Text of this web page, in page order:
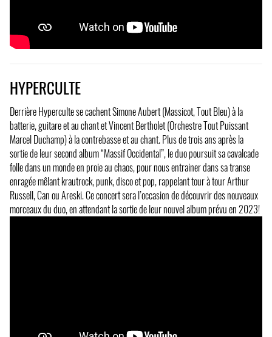
HYPERCULTE
Derrière Hyperculte se cachent Simone Aubert (Massicot, Tout Bleu) à la
batterie, guitare et au chant et Vincent Bertholet (Orchestre Tout Puissant
Marcel Duchamp) à la contrebasse et au chant. Plus de trois ans après la
sortie de leur second album “Massif Occidental”, le duo poursuit sa cavalcade
folle dans un monde en proie au chaos, pour nous entrainer dans sa transe
enragée mêlant krautrock, punk, disco et pop, rappelant tour à tour Arthur
Russell, Can ou Areski. Ce concert sera l’occasion de découvrir des nouveaux
morceaux du duo, en attendant la sortie de leur nouvel album prévu en 2023!